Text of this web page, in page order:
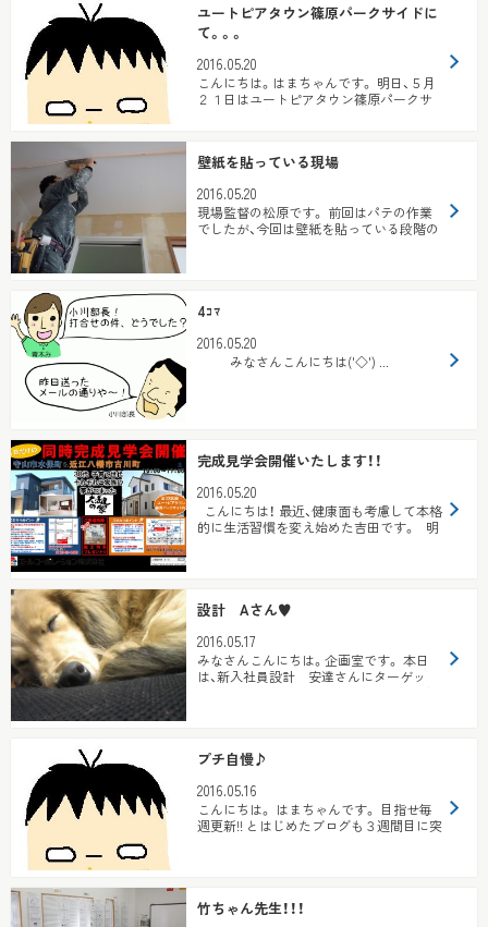
ユートピアタウン篠原パークサイドに
て。。。
2016.05.20
こんにちは。はまちゃんです。 明日、５月
２１日はユートピアタウン篠原パークサ
壁紙を貼っている現場
2016.05.20
現場監督の松原です。 前回はパテの作業
でしたが、今回は壁紙を貼っている段階の
4ｺﾏ
2016.05.20
みなさんこんにちは('◇') ...
完成見学会開催いたします！！
2016.05.20
こんにちは！ 最近、健康面も考慮して本格
的に生活習慣を変え始めた吉田です。 明
設計 Aさん♥
2016.05.17
みなさんこんにちは。企画室です。 本日
は、新入社員設計 安達さんにターゲッ
プチ自慢♪
2016.05.16
こんにちは。 はまちゃんです。 目指せ毎
週更新!! とはじめたブログも３週間目に突
竹ちゃん先生！！！